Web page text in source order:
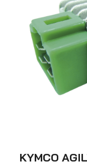
KYMCO